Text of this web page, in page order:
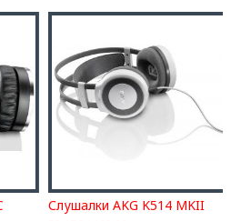
Слушалки AKG K514 MKII